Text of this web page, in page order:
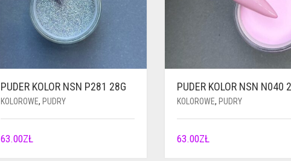
PUDER KOLOR NSN P281 28G
KOLOROWE, PUDRY
63.00ZŁ
PUDER KOLOR NSN N040
KOLOROWE, PUDRY
63.00ZŁ